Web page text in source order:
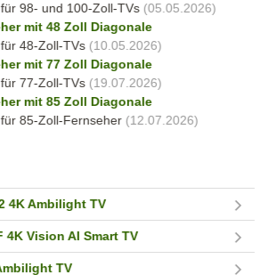
98- und 100-Zoll-TVs(05.05.2026)
mit 48 Zoll Diagonale
48-Zoll-TVs(10.05.2026)
mit 77 Zoll Diagonale
77-Zoll-TVs(19.07.2026)
mit 85 Zoll Diagonale
85-Zoll-Fernseher(12.07.2026)
4K Ambilight TV
4K Vision AI Smart TV
TV